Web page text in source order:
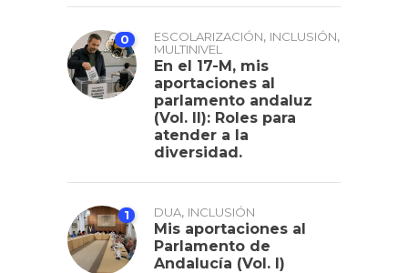
0 ESCOLARIZACIÓN, INCLUSIÓN,
MULTINIVEL
En el 17-M, mis
aportaciones al
parlamento andaluz
(Vol. II): Roles para
atender a la
diversidad.
1 DUA, INCLUSIÓN
Mis aportaciones al
Parlamento de
Andalucía (Vol. I)